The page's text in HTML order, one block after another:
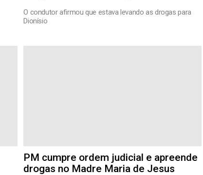
O condutor afirmou que estava levando as drogas para
Dionísio
PM cumpre ordem judicial e apreende
drogas no Madre Maria de Jesus